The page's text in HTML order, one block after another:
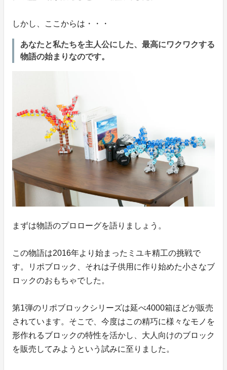
しかし、ここからは・・・
あなたと私たちを主人公にした、最高にワクワクする
物語の始まりなのです。
まずは物語のプロローグを語りましょう。
この物語は2016年より始まったミユキ精工の挑戦で
す。リポブロック、それは子供用に作り始めた小さなブ
ロックのおもちゃでした。
第1弾のリポブロックシリーズは延べ4000箱ほどが販売
されています。そこで、今度はこの精巧に様々なモノを
形作れるブロックの特性を活かし、大人向けのブロック
を販売してみようという試みに至りました。